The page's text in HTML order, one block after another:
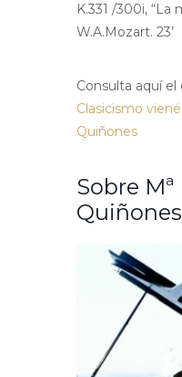
K.331 /300i, “La
W.A.Mozart. 23’
Consulta aquí
Clasicismo
Quiñones
Sobre
Quiñones